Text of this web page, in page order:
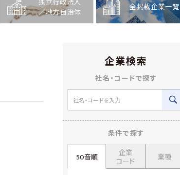
独立行政法人
／地方自治体
全掲載企業一覧
企業検索
社名・コードで探す
条件で探す
50音順
企業
コード
業種